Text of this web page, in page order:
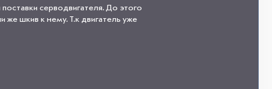
серводвигателя. До этого
же шкив к нему. Т.к двигатель уже